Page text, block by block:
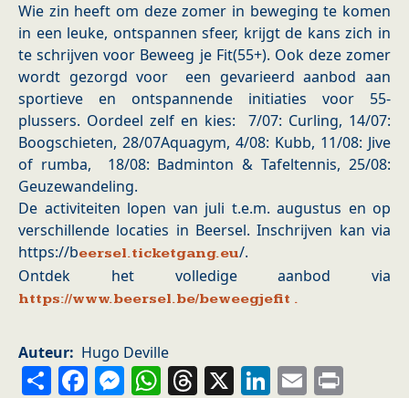
Wie zin heeft om deze zomer in beweging te komen
in een leuke, ontspannen sfeer, krijgt de kans zich in
te schrijven voor Beweeg je Fit(55+). Ook deze zomer
wordt gezorgd voor een gevarieerd aanbod aan
sportieve en ontspannende initiaties voor 55-
plussers. Oordeel zelf en kies: 7/07: Curling, 14/07:
Boogschieten, 28/07Aquagym, 4/08: Kubb, 11/08: Jive
of rumba, 18/08: Badminton & Tafeltennis, 25/08:
Geuzewandeling.
De activiteiten lopen van juli t.e.m. augustus en op
verschillende locaties in Beersel. Inschrijven kan via
https://beersel.ticketgang.eu/.
Ontdek het volledige aanbod via
https://www.beersel.be/beweegjefit .
Auteur Hugo Deville
ShareFacebook
Messenger
WhatsApp
Threads
X LinkedIn
Email